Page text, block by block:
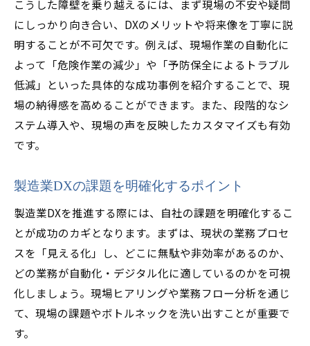
こうした障壁を乗り越えるには、まず現場の不安や疑問
にしっかり向き合い、DXのメリットや将来像を丁寧に説
明することが不可欠です。例えば、現場作業の自動化に
よって「危険作業の減少」や「予防保全によるトラブル
低減」といった具体的な成功事例を紹介することで、現
場の納得感を高めることができます。また、段階的なシ
ステム導入や、現場の声を反映したカスタマイズも有効
です。
製造業DXの課題を明確化するポイント
製造業DXを推進する際には、自社の課題を明確化するこ
とが成功のカギとなります。まずは、現状の業務プロセ
スを「見える化」し、どこに無駄や非効率があるのか、
どの業務が自動化・デジタル化に適しているのかを可視
化しましょう。現場ヒアリングや業務フロー分析を通じ
て、現場の課題やボトルネックを洗い出すことが重要で
す。